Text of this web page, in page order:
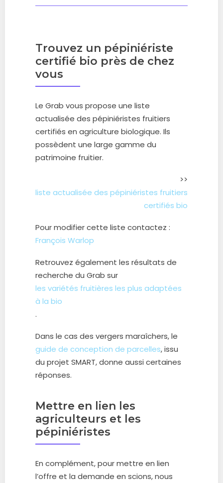
Trouvez un pépiniériste
certifié bio près de chez
vous
Le Grab vous propose une liste
actualisée des pépiniéristes fruitiers
certifiés en agriculture biologique. Ils
possèdent une large gamme du
patrimoine fruitier.
>>
liste actualisée des pépiniéristes fruitiers
certifiés bio
Pour modifier cette liste contactez :
François Warlop
Retrouvez également les résultats de
recherche du Grab sur
les variétés fruitières les plus adaptées
à la bio
.
Dans le cas des vergers maraîchers, le
guide de conception de parcelles, issu
du projet SMART, donne aussi certaines
réponses.
Mettre en lien les
agriculteurs et les
pépiniéristes
En complément, pour mettre en lien
l’offre et la demande en scions, nous